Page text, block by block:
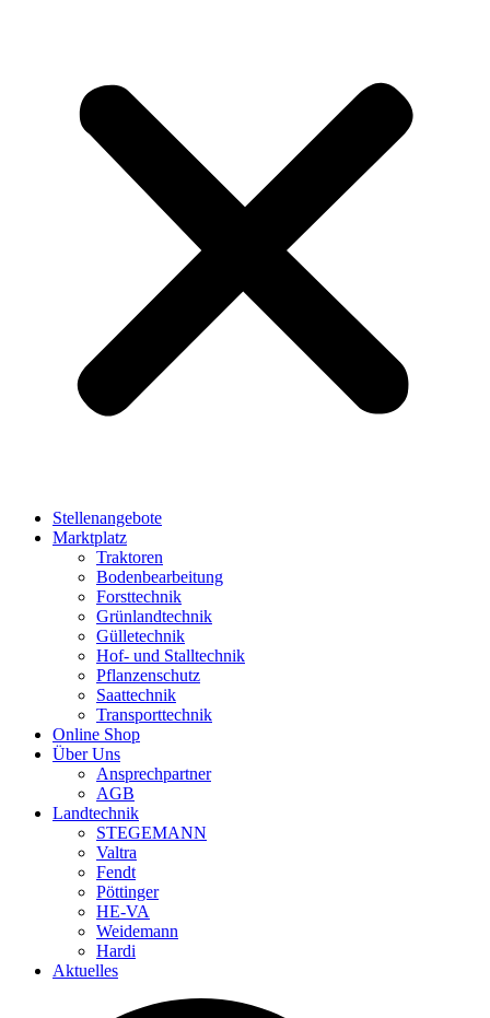
Stellenangebote
Marktplatz
Traktoren
Bodenbearbeitung
Forsttechnik
Grünlandtechnik
Gülletechnik
Hof- und Stalltechnik
Pflanzenschutz
Saattechnik
Transporttechnik
Online Shop
Über Uns
Ansprechpartner
AGB
Landtechnik
STEGEMANN
Valtra
Fendt
Pöttinger
HE-VA
Weidemann
Hardi
Aktuelles